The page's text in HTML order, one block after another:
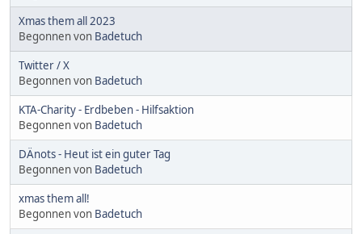
Xmas them all 2023
Begonnen von Badetuch
Twitter / X
Begonnen von Badetuch
KTA-Charity - Erdbeben - Hilfsaktion
Begonnen von Badetuch
DÄnots - Heut ist ein guter Tag
Begonnen von Badetuch
xmas them all!
Begonnen von Badetuch